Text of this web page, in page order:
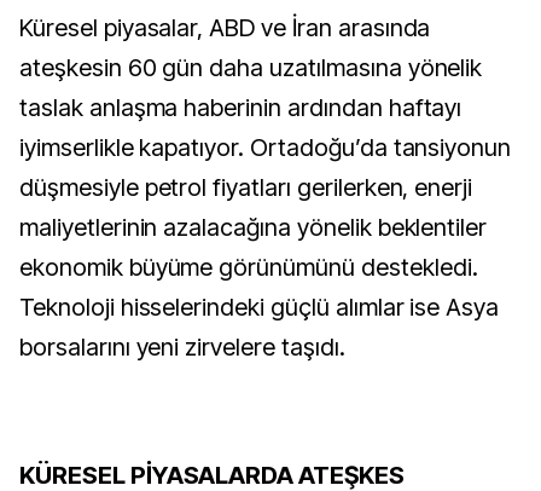
Küresel piyasalar, ABD ve İran arasında
ateşkesin 60 gün daha uzatılmasına yönelik
taslak anlaşma haberinin ardından haftayı
iyimserlikle kapatıyor. Ortadoğu’da tansiyonun
düşmesiyle petrol fiyatları gerilerken, enerji
maliyetlerinin azalacağına yönelik beklentiler
ekonomik büyüme görünümünü destekledi.
Teknoloji hisselerindeki güçlü alımlar ise Asya
borsalarını yeni zirvelere taşıdı.
KÜRESEL PİYASALARDA ATEŞKES